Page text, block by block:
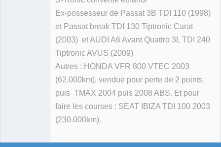
Ex-possesseur de Passat 3B TDI 110 (1998)
et Passat break TDI 130 Tiptronic Carat
(2003) et AUDI A6 Avant Quattro 3L TDI 240
Tiptronic AVUS (2009)
Autres : HONDA VFR 800 VTEC 2003
(62.000km), vendue pour perte de 2 points,
puis TMAX 2004 puis 2008 ABS. Et pour
faire les courses : SEAT IBIZA TDI 100 2003
(230.000km).